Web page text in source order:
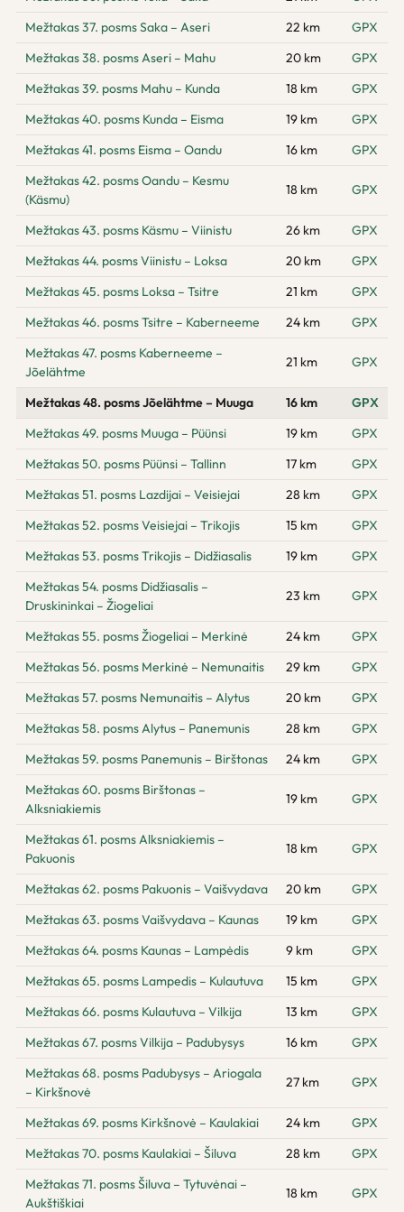
Mežtakas 37. posms Saka – Aseri
22 km
GPX
Mežtakas 38. posms Aseri – Mahu
20 km
GPX
Mežtakas 39. posms Mahu – Kunda
18 km
GPX
Mežtakas 40. posms Kunda – Eisma
19 km
GPX
Mežtakas 41. posms Eisma – Oandu
16 km
GPX
Mežtakas 42. posms Oandu – Kesmu
(Käsmu)
18 km GPX
Mežtakas 43. posms Käsmu – Viinistu 26 km
GPX
Mežtakas 44. posms Viinistu – Loksa
20 km
GPX
Mežtakas 45. posms Loksa – Tsitre
21 km
GPX
Mežtakas 46. posms Tsitre – Kaberneeme
24 km
GPX
Mežtakas 47. posms Kaberneeme –
Jõelähtme
21 km GPX
Mežtakas 48. posms Jõelähtme – Muuga 16 km
GPX
Mežtakas 49. posms Muuga – Püünsi
19 km
GPX
Mežtakas 50. posms Püünsi – Tallinn
17 km
GPX
Mežtakas 51. posms Lazdijai – Veisiejai
28 km
GPX
Mežtakas 52. posms Veisiejai – Trikojis
15 km
GPX
Mežtakas 53. posms Trikojis – Didžiasalis
19 km
GPX
Mežtakas 54. posms Didžiasalis –
Druskininkai – Žiogeliai
23 km GPX
Mežtakas 55. posms Žiogeliai – Merkinė 24 km
GPX
Mežtakas 56. posms Merkinė – Nemunaitis
29 km
GPX
Mežtakas 57. posms Nemunaitis – Alytus
20 km
GPX
Mežtakas 58. posms Alytus – Panemunis
28 km
GPX
Mežtakas 59. posms Panemunis – Birštonas
24 km
GPX
Mežtakas 60. posms Birštonas –
Alksniakiemis
19 km GPX
Mežtakas 61. posms Alksniakiemis –
Pakuonis
18 km GPX
Mežtakas 62. posms Pakuonis – Vaišvydava 20 km
GPX
Mežtakas 63. posms Vaišvydava – Kaunas
19 km
GPX
Mežtakas 64. posms Kaunas – Lampėdis
9 km
GPX
Mežtakas 65. posms Lampedis – Kulautuva
15 km
GPX
Mežtakas 66. posms Kulautuva – Vilkija
13 km
GPX
Mežtakas 67. posms Vilkija – Padubysys
16 km
GPX
Mežtakas 68. posms Padubysys – Ariogala
– Kirkšnovė
27 km GPX
Mežtakas 69. posms Kirkšnovė – Kaulakiai 24 km
GPX
Mežtakas 70. posms Kaulakiai – Šiluva
28 km
GPX
Mežtakas 71. posms Šiluva – Tytuvėnai –
Aukštiškiai
18 km GPX